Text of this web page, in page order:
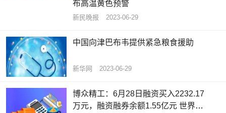
布高温黄色预警
新民晚报 2023-06-29
中国向津巴布韦提供紧急粮食援助
新华网 2023-06-29
博众精工：6月28日融资买入2232.17
万元，融资融券余额1.55亿元 世界播